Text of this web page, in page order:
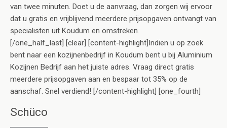
van twee minuten. Doet u de aanvraag, dan zorgen wij ervoor
dat u gratis en vrijblijvend meerdere prijsopgaven ontvangt van
specialisten uit Koudum en omstreken.
[/one_half_last] [clear] [content-highlight]Indien u op zoek
bent naar een kozijnenbedrijf in Koudum bent u bij Aluminium
Kozijnen Bedrijf aan het juiste adres. Vraag direct gratis
meerdere prijsopgaven aan en bespaar tot 35% op de
aanschaf. Snel verdiend! [/content-highlight] [one_fourth]
Schüco